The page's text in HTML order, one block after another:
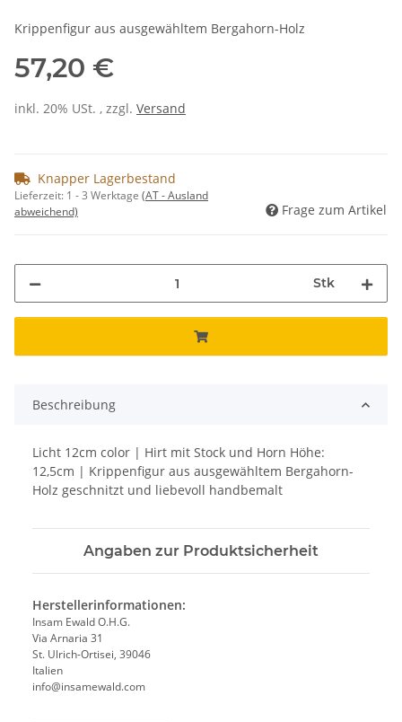
Krippenfigur aus ausgewähltem Bergahorn-Holz
57,20 €
inkl. 20% USt. , zzgl. Versand
Knapper Lagerbestand
Lieferzeit: 1 - 3 Werktage (AT - Ausland
abweichend)
Frage zum Artikel
Stk
Beschreibung
Licht 12cm color | Hirt mit Stock und Horn Höhe:
12,5cm | Krippenfigur aus ausgewähltem Bergahorn-
Holz geschnitzt und liebevoll handbemalt
Angaben zur Produktsicherheit
Herstellerinformationen:
Insam Ewald O.H.G.
Via Arnaria 31
St. Ulrich-Ortisei, 39046
Italien
info@insamewald.com